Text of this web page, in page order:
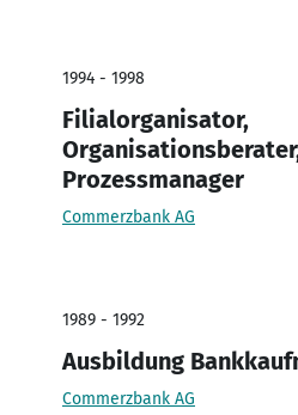
1994 - 1998
Filialorganisator,
Prozessmanager
Commerzbank AG
1989 - 1992
Ausbildung
Commerzbank AG